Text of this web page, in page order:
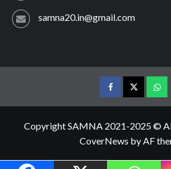
samna20.in@gmail.com
facebooktwitterwtsp
Copyright SAMNA 2021-2025 ©
CoverNews by AF